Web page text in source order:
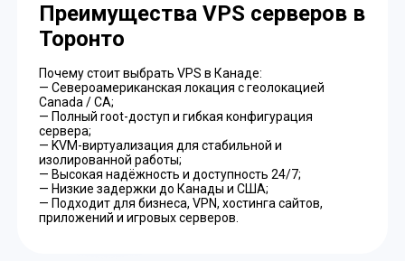
Преимущества VPS серверов в
Торонто
Почему стоит выбрать VPS в Канаде:
— Североамериканская локация с геолокацией
Canada / CA;
— Полный root-доступ и гибкая конфигурация
сервера;
— KVM-виртуализация для стабильной и
изолированной работы;
— Высокая надёжность и доступность 24/7;
— Низкие задержки до Канады и США;
— Подходит для бизнеса, VPN, хостинга сайтов,
приложений и игровых серверов.